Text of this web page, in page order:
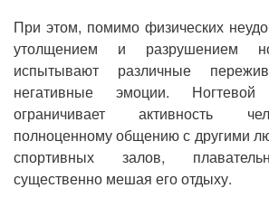
При этом, помимо физических
утолщением и разрушением
испытывают различные
негативные эмоции.
ограничивает активность
полноценному общению с другими
спортивных залов,
существенно мешая его отдыху.